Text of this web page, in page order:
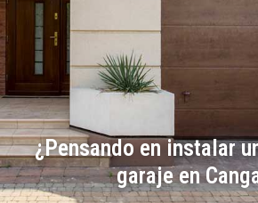
¿Pensando en instalar
garaje en